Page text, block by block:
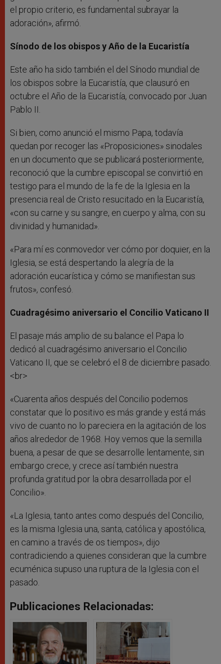
el propio criterio, es fundamental subrayar la
adoración», afirmó.
Sínodo de los obispos y Año de la Eucaristía
Este año ha sido también el del Sínodo mundial de
los obispos sobre la Eucaristía, que clausuró en
octubre el Año de la Eucaristía, convocado por Juan
Pablo II.
Si bien, como anunció el mismo Papa, todavía
quedan por recoger las «Proposiciones» sinodales
en un documento que se publicará posteriormente,
reconoció que la cumbre episcopal se convirtió en
testigo para el mundo de la fe de la Iglesia en la
presencia real de Cristo resucitado en la Eucaristía,
«con su carne y su sangre, en cuerpo y alma, con su
divinidad y humanidad».
«Para mí es conmovedor ver cómo por doquier, en la
Iglesia, se está despertando la alegría de la
adoración eucarística y cómo se manifiestan sus
frutos», confesó.
Cuadragésimo aniversario el Concilio Vaticano II
El pasaje más amplio de su balance el Papa lo
dedicó al cuadragésimo aniversario el Concilio
Vaticano II, que se celebró el 8 de diciembre pasado.
<br>
«Cuarenta años después del Concilio podemos
constatar que lo positivo es más grande y está más
vivo de cuanto no lo pareciera en la agitación de los
años alrededor de 1968. Hoy vemos que la semilla
buena, a pesar de que se desarrolle lentamente, sin
embargo crece, y crece así también nuestra
profunda gratitud por la obra desarrollada por el
Concilio».
«La Iglesia, tanto antes como después del Concilio,
es la misma Iglesia una, santa, católica y apostólica,
en camino a través de os tiempos», dijo
contradiciendo a quienes consideran que la cumbre
ecuménica supuso una ruptura de la Iglesia con el
pasado.
Publicaciones Relacionadas: